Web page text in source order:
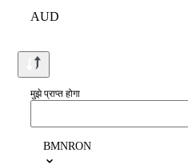
AUD
मुझे प्राप्त होगा
BMNRON